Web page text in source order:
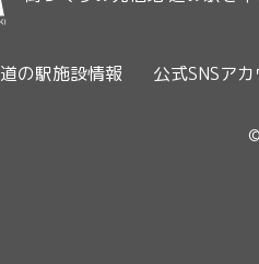
道の駅施設情報 公式SNSア